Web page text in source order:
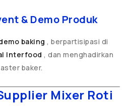
& Demo Produk
baking , berpartisipasi di
Interfood , dan menghadirkan
baker.
Mixer Roti